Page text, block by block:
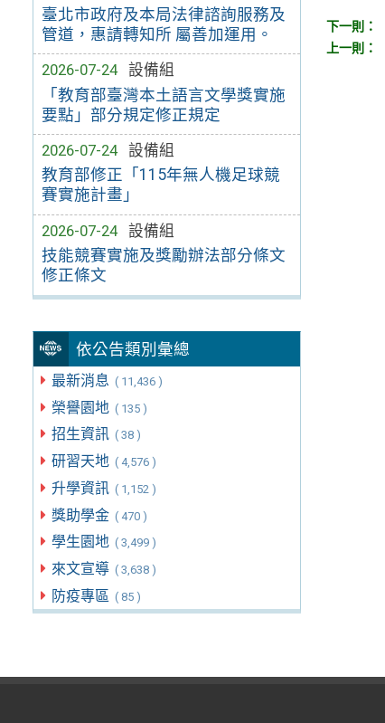
臺北市政府及本局法律諮詢服務及
管道，惠請轉知所 屬善加運用。
2026-07-24
設備組
「教育部臺灣本土語言文學獎實施
要點」部分規定修正規定
2026-07-24
設備組
教育部修正「115年無人機足球競
賽實施計畫」
2026-07-24
設備組
技能競賽實施及獎勵辦法部分條文
修正條文
依公告類別彙總
最新消息 ( 11,436 )
榮譽園地 ( 135 )
招生資訊 ( 38 )
研習天地 ( 4,576 )
升學資訊 ( 1,152 )
獎助學金 ( 470 )
學生園地 ( 3,499 )
來文宣導 ( 3,638 )
防疫專區 ( 85 )